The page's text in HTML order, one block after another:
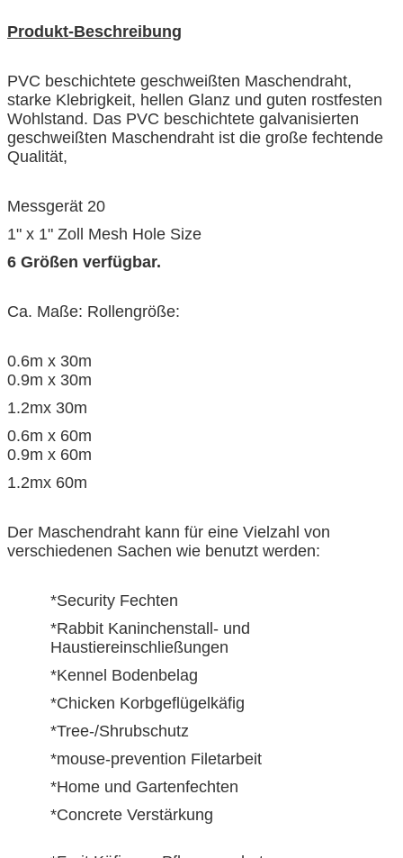
Produkt-Beschreibung
PVC beschichtete geschweißten Maschendraht,
starke Klebrigkeit, hellen Glanz und guten rostfesten
Wohlstand. Das PVC beschichtete galvanisierten
geschweißten Maschendraht ist die große fechtende
Qualität,
Messgerät 20
1" x 1" Zoll Mesh Hole Size
6 Größen verfügbar.
Ca. Maße: Rollengröße:
0.6m x 30m
0.9m x 30m
1.2mx 30m
0.6m x 60m
0.9m x 60m
1.2mx 60m
Der Maschendraht kann für eine Vielzahl von
verschiedenen Sachen wie benutzt werden:
*Security Fechten
*Rabbit Kaninchenstall- und
Haustiereinschließungen
*Kennel Bodenbelag
*Chicken Korbgeflügelkäfig
*Tree-/Shrubschutz
*mouse-prevention Filetarbeit
*Home und Gartenfechten
*Concrete Verstärkung